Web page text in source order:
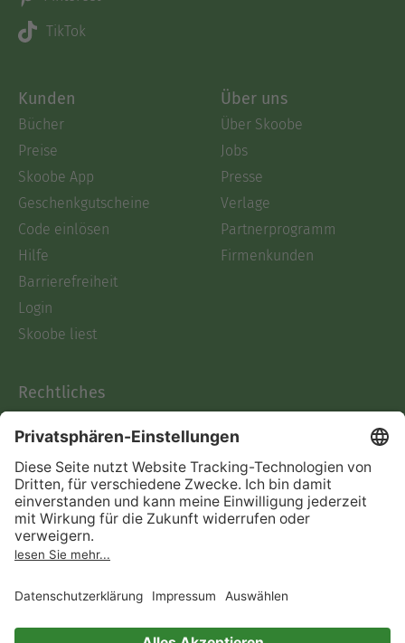
TikTok
Kunden
Bücher
Preise
Skoobe App
Geschenkgutscheine
Code einlösen
Hilfe
Barrierefreiheit
Login
Skoobe liest
Über uns
Über Skoobe
Jobs
Presse
Verlage
Partnerprogramm
Firmenkunden
Rechtliches
AGB
Informationen nach Data
Act
Verträge hier kündigen
Impressum